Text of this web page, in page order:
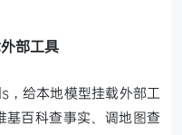
部工具
给本地模型挂载外部工
基百科查事实、调地图查